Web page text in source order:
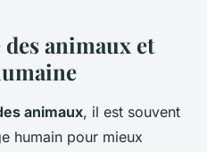
animaux et
animaux, il est souvent
humain pour mieux